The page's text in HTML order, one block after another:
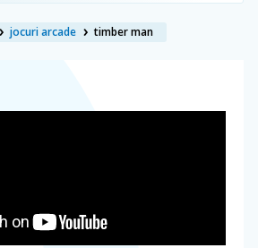
jocuri arcade timber man